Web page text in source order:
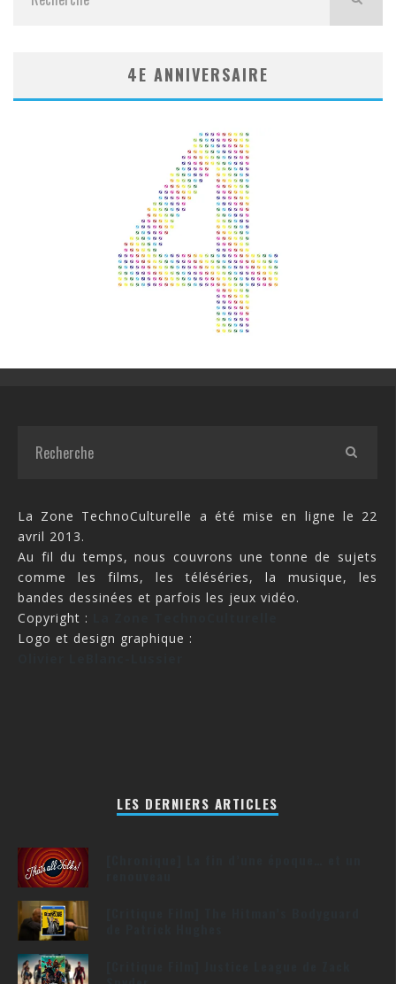
4E ANNIVERSAIRE
La Zone TechnoCulturelle a été mise en ligne le 22
avril 2013.
Au fil du temps, nous couvrons une tonne de sujets
comme les films, les téléséries, la musique, les
bandes dessinées et parfois les jeux vidéo.
Copyright :
Logo et design graphique :
LES DERNIERS ARTICLES